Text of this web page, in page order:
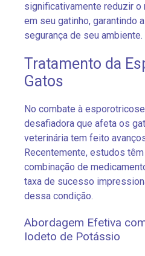
significativamente reduzir
em seu gatinho, garantindo
segurança de seu ambiente.
Tratamento da
Gatos
No combate à
desafiadora que afeta os
veterinária tem feito
Recentemente, estudos
combinação de
taxa de sucesso
dessa condição.
Abordagem Efetiva
Iodeto de Potássio